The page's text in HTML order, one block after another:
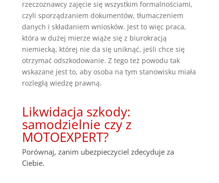
rzeczoznawcy zajęcie się wszystkim formalnościami,
czyli sporządzaniem dokumentów, tłumaczeniem
danych i składaniem wniosków. Jest to więc praca,
która w dużej mierze wiąże się z biurokracją
niemiecką, której nie da się uniknąć, jeśli chce się
otrzymać odszkodowanie. Z tego też powodu tak
wskazane jest to, aby osoba na tym stanowisku miała
rozległą wiedzę prawną.
Likwidacja szkody:
samodzielnie czy z
MOTOEXPERT?
Porównaj, zanim ubezpieczyciel zdecyduje za
Ciebie.